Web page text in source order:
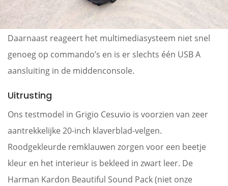
Daarnaast reageert het multimediasysteem niet snel
genoeg op commando’s en is er slechts één USB A
aansluiting in de middenconsole.
Uitrusting
Ons testmodel in Grigio Cesuvio is voorzien van zeer
aantrekkelijke 20-inch klaverblad-velgen.
Roodgekleurde remklauwen zorgen voor een beetje
kleur en het interieur is bekleed in zwart leer. De
Harman Kardon Beautiful Sound Pack (niet onze